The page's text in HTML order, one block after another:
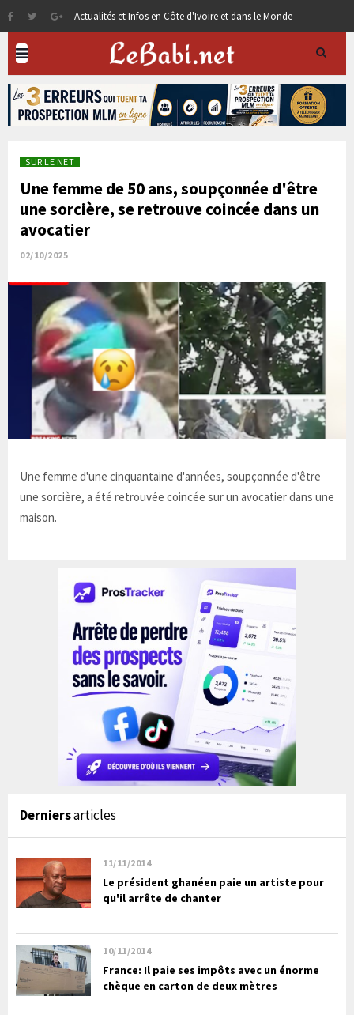
Actualités et Infos en Côte d'Ivoire et dans le Monde
SUR LE NET
Une femme de 50 ans, soupçonnée d'être
une sorcière, se retrouve coincée dans un
avocatier
02/10/2025
Une femme d'une cinquantaine d'années, soupçonnée d'être
une sorcière, a été retrouvée coincée sur un avocatier dans une
maison.
Derniersarticles
11/11/2014
Le président ghanéen paie un artiste pour
qu'il arrête de chanter
10/11/2014
France: Il paie ses impôts avec un énorme
chèque en carton de deux mètres